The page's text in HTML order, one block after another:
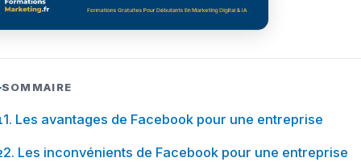
SOMMAIRE
1. Les avantages de Facebook pour une entreprise
2. Les inconvénients de Facebook pour une entreprise